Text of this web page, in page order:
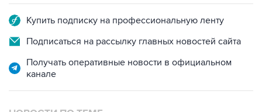
Подписаться на рассылку главных новостей сайта
Получать оперативные новости в официальном
НОВОСТИ ПО ТЕМЕ